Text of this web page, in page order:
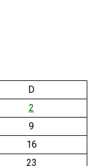
D
2
9
16
23